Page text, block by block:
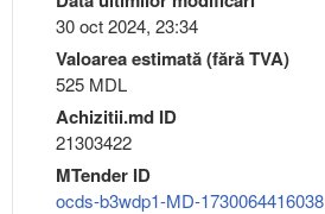
30 oct 2024, 23:34
Valoarea estimată (fără TVA)
525 MDL
Achizitii.md ID
21303422
MTender ID
ocds-b3wdp1-MD-1730064416038